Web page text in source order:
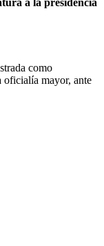
como
oficialía mayor, ante